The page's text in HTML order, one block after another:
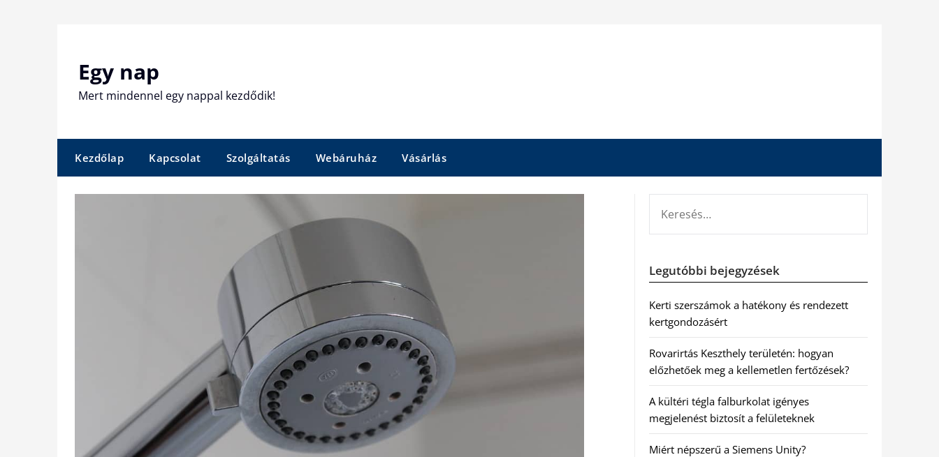
Egy nap
Mert mindennel egy nappal kezdődik!
Kezdőlap Kapcsolat Szolgáltatás Webáruház Vásárlás
Legutóbbi bejegyzések
Kerti szerszámok a hatékony és rendezett
kertgondozásért
Rovarirtás Keszthely területén: hogyan
előzhetőek meg a kellemetlen fertőzések?
A kültéri tégla falburkolat igényes
megjelenést biztosít a felületeknek
Miért népszerű a Siemens Unity?